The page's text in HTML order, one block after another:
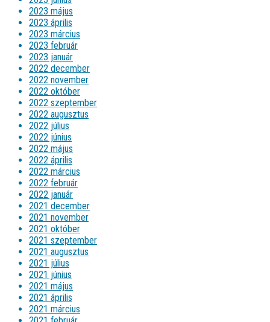
2023 május
2023 április
2023 március
2023 február
2023 január
2022 december
2022 november
2022 október
2022 szeptember
2022 augusztus
2022 július
2022 június
2022 május
2022 április
2022 március
2022 február
2022 január
2021 december
2021 november
2021 október
2021 szeptember
2021 augusztus
2021 július
2021 június
2021 május
2021 április
2021 március